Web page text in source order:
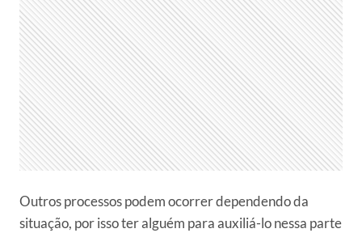
Outros processos podem ocorrer dependendo da
situação, por isso ter alguém para auxiliá-lo nessa parte